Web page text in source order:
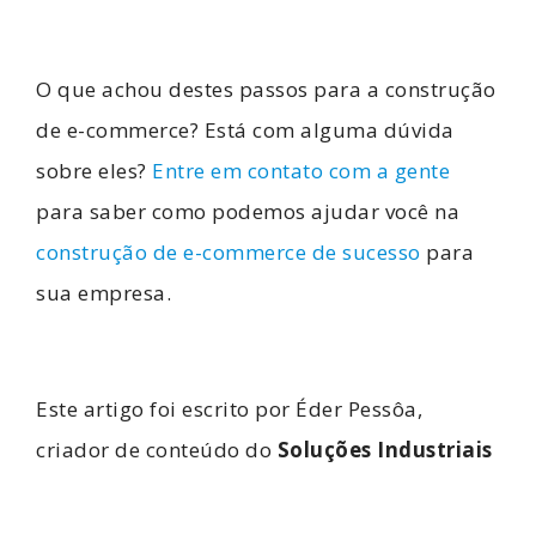
O que achou destes passos para a construção
de e-commerce? Está com alguma dúvida
sobre eles? Entre em contato com a gente
para saber como podemos ajudar você na
construção de e-commerce de sucesso para
sua empresa.
Este artigo foi escrito por Éder Pessôa,
criador de conteúdo do Soluções Industriais